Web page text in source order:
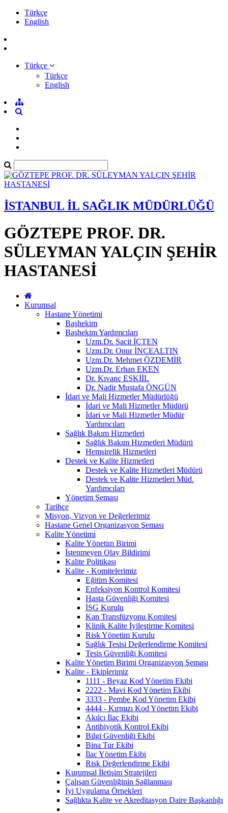
Türkçe
English
Türkçe
Türkçe
English
İSTANBUL İL SAĞLIK MÜDÜRLÜĞÜ
GÖZTEPE PROF. DR.
SÜLEYMAN YALÇIN ŞEHİR
HASTANESİ
Kurumsal
Hastane Yönetimi
Başhekim
Başhekim Yardımcıları
Uzm.Dr. Sacit İÇTEN
Uzm.Dr. Onur İNCEALTIN
Uzm.Dr. Mehmet ÖZDEMİR
Uzm.Dr. Erhan EKEN
Dr. Kıvanç ESKİİL
Dr. Nadir Mustafa ÖNGÜN
İdari ve Mali Hizmetler Müdürlüğü
İdari ve Mali Hizmetler Müdürü
İdari ve Mali Hizmetler Müdür
Yardımcıları
Sağlık Bakım Hizmetleri
Sağlık Bakım Hizmetleri Müdürü
Hemşirelik Hizmetleri
Destek ve Kalite Hizmetleri
Destek ve Kalite Hizmetleri Müdürü
Destek ve Kalite Hizmetleri Müd.
Yardımcıları
Yönetim Şeması
Tarihçe
Misyon, Vizyon ve Değerlerimiz
Hastane Genel Organizasyon Şeması
Kalite Yönetimi
Kalite Yönetim Birimi
İstenmeyen Olay Bildirimi
Kalite Politikası
Kalite - Komitelerimiz
Eğitim Komitesi
Enfeksiyon Kontrol Komitesi
Hasta Güvenliği Komitesi
İSG Kurulu
Kan Transfüzyonu Komitesi
Klinik Kalite İyileştirme Komitesi
Risk Yönetim Kurulu
Sağlık Tesisi Değerlendirme Komitesi
Tesis Güvenliği Komitesi
Kalite Yönetim Birimi Organizasyon Şeması
Kalite - Ekiplerimiz
1111 - Beyaz Kod Yönetim Ekibi
2222 - Mavi Kod Yönetim Ekibi
3333 - Pembe Kod Yönetim Ekibi
4444 - Kırmızı Kod Yönetim Ekibi
Akılcı İlaç Ekibi
Antibiyotik Kontrol Ekibi
Bilgi Güvenliği Ekibi
Bina Tur Ekibi
İlaç Yönetim Ekibi
Risk Değerlendirme Ekibi
Kurumsal İletişim Stratejileri
Çalışan Güvenliğinin Sağlanması
İyi Uygulama Örnekleri
Sağlıkta Kalite ve Akreditasyon Daire Başkanlığı